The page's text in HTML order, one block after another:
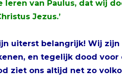
leren van Paulus, dat wij
Jezus.’
uiterst belangrijk! Wij
en tegelijk dood
ziet ons altijd net zo